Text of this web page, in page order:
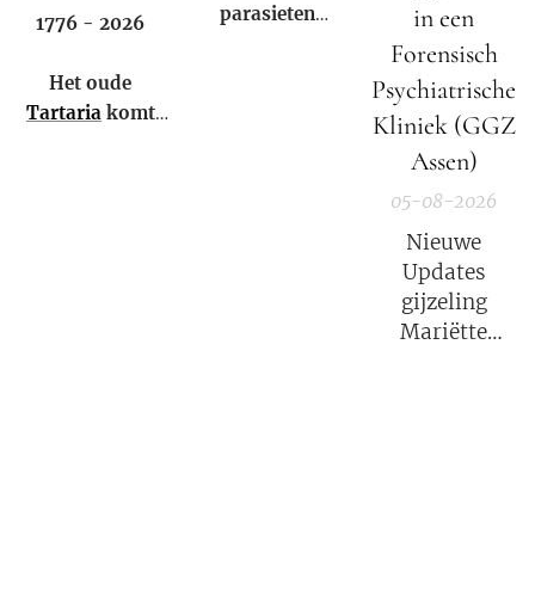
1776 - 2026
Het oude
Tartariakomt
parasieten
in een
Forensisch
Psychiatrische
Kliniek (GGZ
Assen)
05-08-2026
Nieuwe
Updates
gijzeling
Mariëtte